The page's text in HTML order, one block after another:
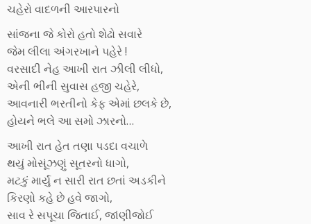
ચહેરો વાદળની આરપારનો
સાંજના જે કોરો હતો શેઢો સવારે
જેમ લીલા અંગરખાને પહેરે !
વરસાદી નેહ આખી રાત ઝીલી લીધો,
એની ભીની સુવાસ હજી ચહેરે,
આવનારી ભરતીનો કેફ એમાં છલકે છે,
હોયને ભલે આ સમો ઝારનો…
આખી રાત હેત તણા પડદા વચાળે
થયું મોસૂંઝણું સૂતરનો ધાગો,
મટકું માર્યું ન સારી રાત છતાં અડકીને
કિરણો કહે છે હવે જાગો,
સાવ રે સપૂચા જિતાઈ, જાંણીજોઈ